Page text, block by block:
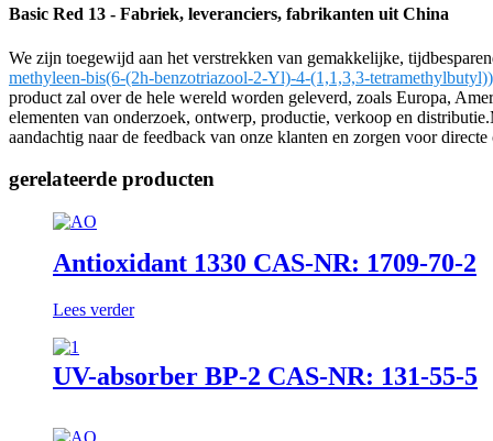
Basic Red 13 - Fabriek, leveranciers, fabrikanten uit China
We zijn toegewijd aan het verstrekken van gemakkelijke,
methyleen-bis(6-(2h-benzotriazool-2-Yl)-4-(1,1,3,3-tetramethylbutyl))
product zal over de hele wereld worden geleverd, zoals Europa,
elementen van onderzoek, ontwerp, productie, verkoop en
aandachtig naar de feedback van onze klanten en zorgen voor
gerelateerde producten
Antioxidant 1330 CAS-NR: 1709-70-2
Lees verder
UV-absorber BP-2 CAS-NR: 131-55-5